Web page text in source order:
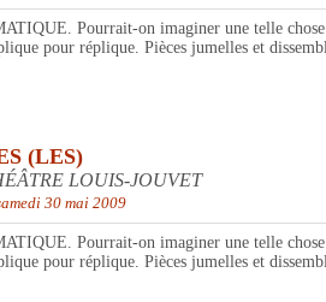
Pourrait-on imaginer une telle chose
pour réplique. Pièces jumelles et
(LES)
LOUIS-JOUVET
30 mai 2009
Pourrait-on imaginer une telle chose
pour réplique. Pièces jumelles et